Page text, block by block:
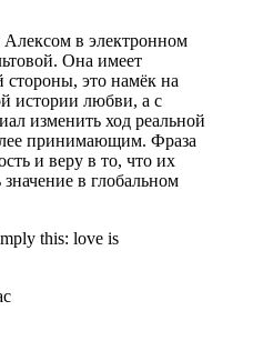
Алексом в электронном
Она имеет
это намёк на
истории любви, а с
изменить ход реальной
принимающим. Фраза
и веру в то, что их
в глобальном
this: love is